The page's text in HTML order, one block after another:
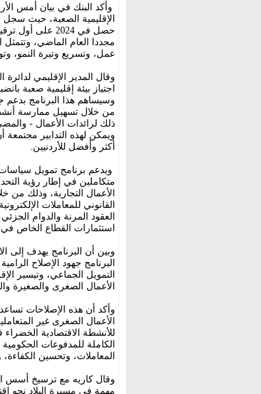
وأكد البنك في بيان أمس
حصل في 2024
مجددا العام الماضي،
عمل، وتسريع وتيرة النمو،
وقال المدير الإقليمي
اجتياز بيئة إقليمية صعبة
وسيساهم هذا البرنامج بدعم
من خلال تسهيل ممارسة
ذلك لرائدات الأعمال -
ويمكن لهذه التدابير
أكثر وأفضل للأردنيين.
ويدعم برنامج تمويل سياسات
متكاملين في إطار رؤية
الأعمال التجارية، وذلك
القانوني للمعاملات
العقود المرنة والدوام
استثمارات القطاع الخاص في
وبين أن البرنامج يهدف إلى
البرنامج جهود الإصلاح
التمويل الجماعي، وتيسير
الأعمال الصغرى والصغيرة والمتوسطة التي
وأكد أن هذه الإصلاحات
الأعمال الصغرى غير
للأنشطة الاقتصادية
الكاملة للمدفوعات
المعاملات، وتحسين
وقال كاريه مع ترسيخ أسس
مهمة في مسيرة البلاد نحو